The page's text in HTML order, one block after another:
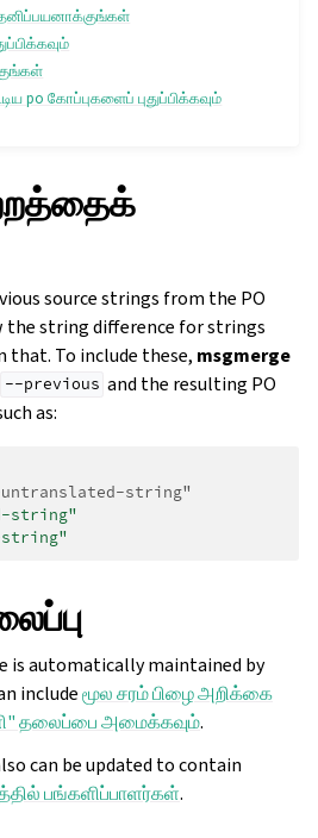
po கோப்புகளைப் புதுப்பிக்கவும்
source strings from the PO
the string difference for strings
that. To include these, msgmerge
--previous and the resulting PO
as:
string"
string"
is automatically maintained by
includeமூல சரம் பிழை அறிக்கை
தலைப்பை அமைக்கவும்.
can be updated to contain
பங்களிப்பாளர்கள்.